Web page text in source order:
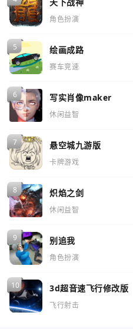
角色扮演
绘画成路
赛车竞速
写实肖像maker
休闲益智
悬空城九游版
卡牌游戏
炽焰之剑
休闲益智
别追我
角色扮演
3d超音速飞行修改版
飞行射击